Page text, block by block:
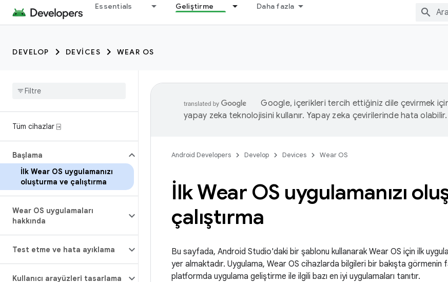
Essentials Geliştirme Daha fazla
DEVELOP DEVICES WEAR OS
Tüm cihazlar ⍈
Başlama
İlk Wear OS uygulamanızı
oluşturma ve çalıştırma
Wear OS uygulamaları
hakkında
Test etme ve hata ayıklama
Kullanıcı arayüzleri tasarlama
Google, içerikleri tercih ettiğiniz dile çevirmek
yapay zeka teknolojisini kullanır. Yapay zeka çevirilerinde hata olabilir.
Android Developers Develop Devices Wear OS
İlk Wear OS uygulamanızı
çalıştırma
Bu sayfada, Android Studio'daki bir şablonu kullanarak Wear OS için ilk
yer almaktadır. Uygulama, Wear OS cihazlarda bilgileri bir bakışta görmenin
platformda uygulama geliştirme ile ilgili bazı en iyi uygulamaları tanıtır.